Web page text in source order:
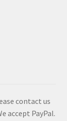
contact us
accept PayPal.